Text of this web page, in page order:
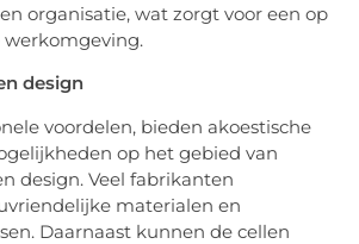
organisatie, wat zorgt voor een op
design
voordelen, bieden akoestische
op het gebied van
design. Veel fabrikanten
materialen en
Daarnaast kunnen de cellen